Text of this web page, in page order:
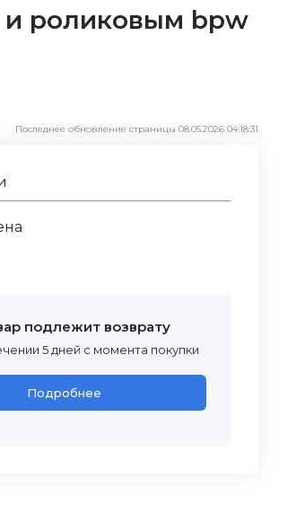
и роликовым bpw
Последнее обновление страницы 08.05.2026 04:18:31
подлежит возврату
5 дней с момента покупки
Подробнее